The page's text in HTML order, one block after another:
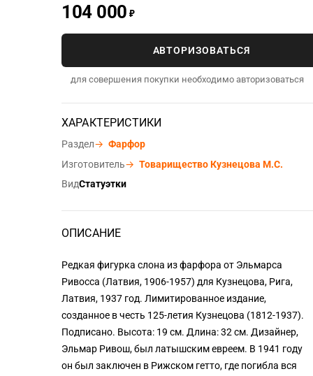
104 000 ₽
АВТОРИЗОВАТЬСЯ
для совершения покупки необходимо авторизоваться
ХАРАКТЕРИСТИКИ
Раздел→ Фарфор
Изготовитель→ Товарищество Кузнецова М.С.
ВидСтатуэтки
ОПИСАНИЕ
Редкая фигурка слона из фарфора от Эльмарса
Ривосса (Латвия, 1906-1957) для Кузнецова, Рига,
Латвия, 1937 год. Лимитированное издание,
созданное в честь 125-летия Кузнецова (1812-1937).
Подписано. Высота: 19 см. Длина: 32 см. Дизайнер,
Эльмар Ривош, был латышским евреем. В 1941 году
он был заключен в Рижском гетто, где погибла вся